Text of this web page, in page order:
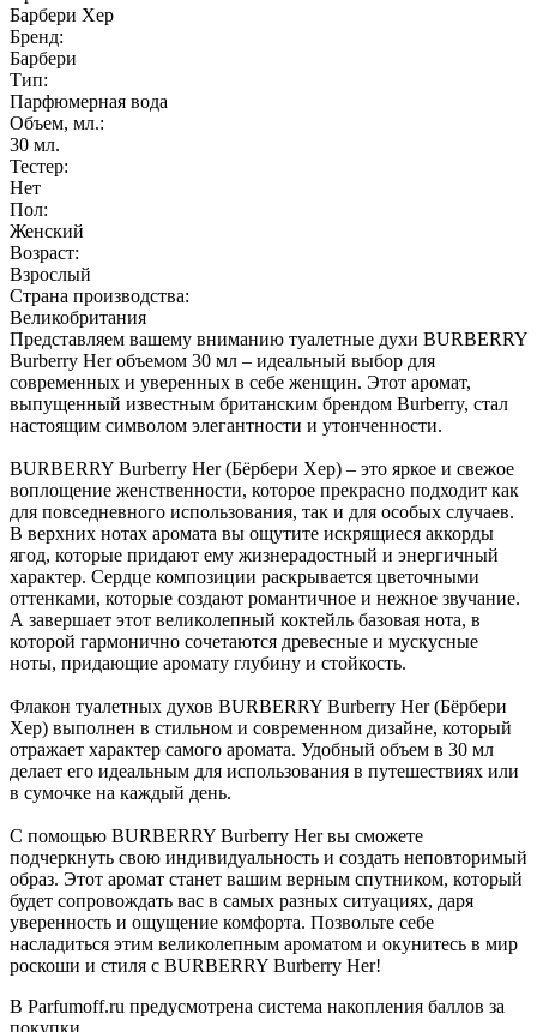
Барбери Хер
Бренд:
Барбери
Тип:
Парфюмерная вода
Объем, мл.:
30 мл.
Тестер:
Нет
Пол:
Женский
Возраст:
Взрослый
Страна производства:
Великобритания
Представляем вашему вниманию туалетные духи BURBERRY
Burberry Her объемом 30 мл – идеальный выбор для
современных и уверенных в себе женщин. Этот аромат,
выпущенный известным британским брендом Burberry, стал
настоящим символом элегантности и утонченности.
BURBERRY Burberry Her (Бёрбери Хер) – это яркое и свежое
воплощение женственности, которое прекрасно подходит как
для повседневного использования, так и для особых случаев.
В верхних нотах аромата вы ощутите искрящиеся аккорды
ягод, которые придают ему жизнерадостный и энергичный
характер. Сердце композиции раскрывается цветочными
оттенками, которые создают романтичное и нежное звучание.
А завершает этот великолепный коктейль базовая нота, в
которой гармонично сочетаются древесные и мускусные
ноты, придающие аромату глубину и стойкость.
Флакон туалетных духов BURBERRY Burberry Her (Бёрбери
Хер) выполнен в стильном и современном дизайне, который
отражает характер самого аромата. Удобный объем в 30 мл
делает его идеальным для использования в путешествиях или
в сумочке на каждый день.
С помощью BURBERRY Burberry Her вы сможете
подчеркнуть свою индивидуальность и создать неповторимый
образ. Этот аромат станет вашим верным спутником, который
будет сопровождать вас в самых разных ситуациях, даря
уверенность и ощущение комфорта. Позвольте себе
насладиться этим великолепным ароматом и окунитесь в мир
роскоши и стиля с BURBERRY Burberry Her!
В Parfumoff.ru предусмотрена система накопления баллов за